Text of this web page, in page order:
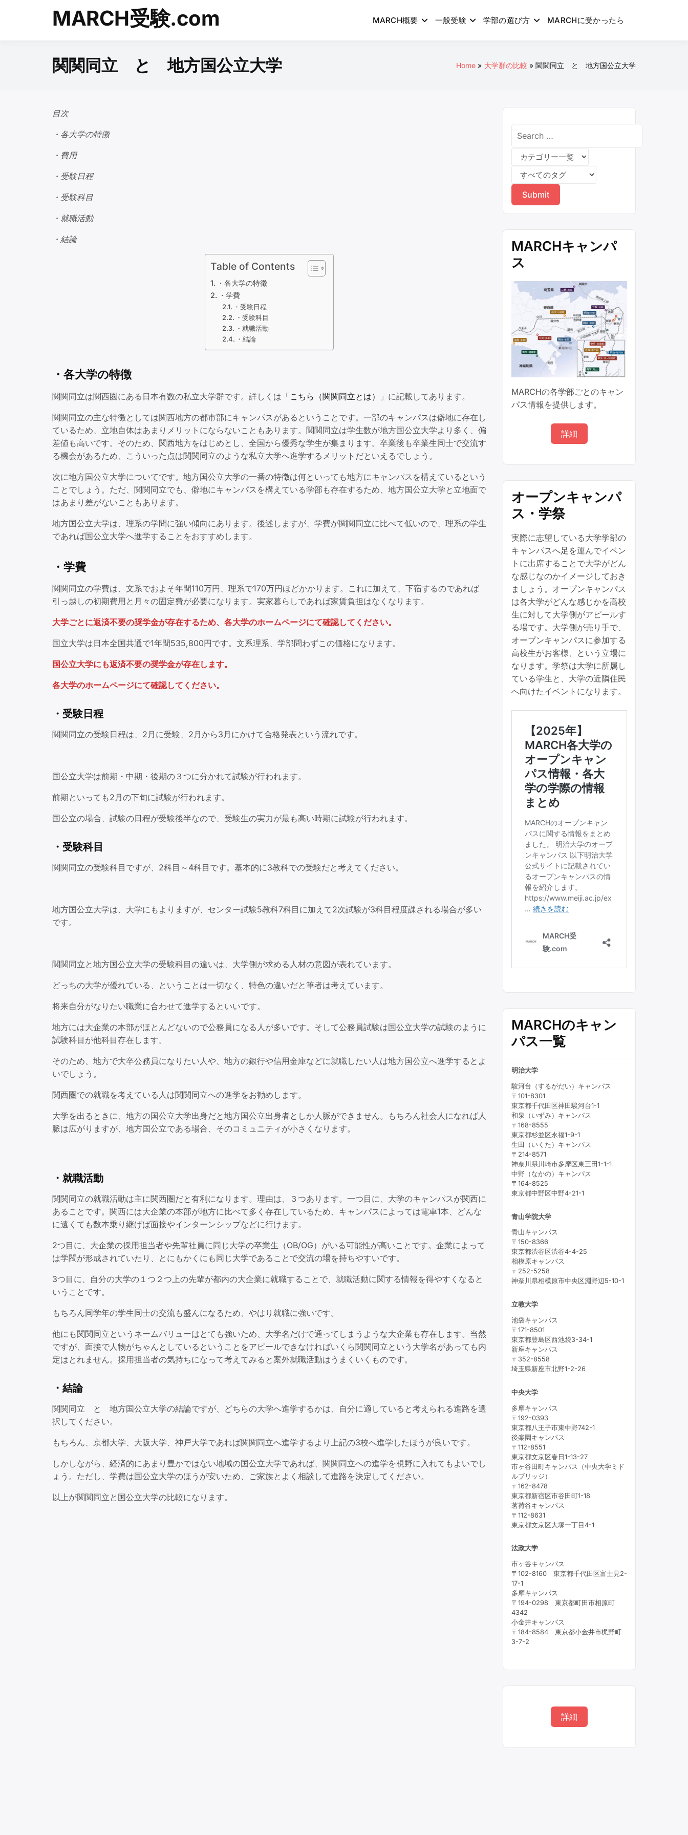
MARCH受験.com MARCH概要 一般受験 学部の選び方 MARCHに受かったら
関関同立 と 地方国公立大学 Home 大学群の比較 関関同立 と 地方国公立大学
目次
・各大学の特徴
・費用
・受験日程
・受験科目
・就職活動
・結論
Table of Contents
・各大学の特徴
・学費
・受験日程
・受験科目
・就職活動
・結論
・各大学の特徴
関関同立は関西圏にある日本有数の私立大学群です。詳しくは「こちら（関関同立とは） 」に記載してあります。
関関同立の主な特徴としては関西地方の都市部にキャンパスがあるということです。一部のキャンパスは僻地に存在し
ているため、立地自体はあまりメリットにならないこともあります。関関同立は学生数が地方国公立大学より多く、偏
差値も高いです。そのため、関西地方をはじめとし、全国から優秀な学生が集まります。卒業後も卒業生同士で交流す
る機会があるため、こういった点は関関同立のような私立大学へ進学するメリットだといえるでしょう。
次に地方国公立大学についてです。地方国公立大学の一番の特徴は何といっても地方にキャンパスを構えているという
ことでしょう。ただ、関関同立でも、僻地にキャンパスを構えている学部も存在するため、地方国公立大学と立地面で
はあまり差がないこともあります。
地方国公立大学は、理系の学問に強い傾向にあります。後述しますが、学費が関関同立に比べて低いので、理系の学生
であれば国公立大学へ進学することをおすすめします。
・学費
関関同立の学費は、文系でおよそ年間110万円、理系で170万円ほどかかります。これに加えて、下宿するのであれば
引っ越しの初期費用と月々の固定費が必要になります。実家暮らしであれば家賃負担はなくなります。
大学ごとに返済不要の奨学金が存在するため、各大学のホームページにて確認してください。
国立大学は日本全国共通で1年間535,800円です。文系理系、学部問わずこの価格になります。
国公立大学にも返済不要の奨学金が存在します。
各大学のホームページにて確認してください。
・受験日程
関関同立の受験日程は、2月に受験、2月から3月にかけて合格発表という流れです。
国公立大学は前期・中期・後期の３つに分かれて試験が行われます。
前期といっても2月の下旬に試験が行われます。
国公立の場合、試験の日程が受験後半なので、受験生の実力が最も高い時期に試験が行われます。
・受験科目
関関同立の受験科目ですが、2科目～4科目です。基本的に3教科での受験だと考えてください。
地方国公立大学は、大学にもよりますが、センター試験5教科7科目に加えて2次試験が3科目程度課される場合が多い
です。
関関同立と地方国公立大学の受験科目の違いは、大学側が求める人材の意図が表れています。
どっちの大学が優れている、ということは一切なく、特色の違いだと筆者は考えています。
将来自分がなりたい職業に合わせて進学するといいです。
地方には大企業の本部がほとんどないので公務員になる人が多いです。そして公務員試験は国公立大学の試験のように
試験科目が他科目存在します。
そのため、地方で大卒公務員になりたい人や、地方の銀行や信用金庫などに就職したい人は地方国公立へ進学するとよ
いでしょう。
関西圏での就職を考えている人は関関同立への進学をお勧めします。
大学を出るときに、地方の国公立大学出身だと地方国公立出身者としか人脈ができません。もちろん社会人になれば人
脈は広がりますが、地方国公立である場合、そのコミュニティが小さくなります。
・就職活動
関関同立の就職活動は主に関西圏だと有利になります。理由は、３つあります。一つ目に、大学のキャンパスが関西に
あることです。関西には大企業の本部が地方に比べて多く存在しているため、キャンパスによっては電車1本、どんな
に遠くても数本乗り継げば面接やインターンシップなどに行けます。
2つ目に、大企業の採用担当者や先輩社員に同じ大学の卒業生（OB/OG）がいる可能性が高いことです。企業によって
は学閥が形成されていたり、とにもかくにも同じ大学であることで交流の場を持ちやすいです。
3つ目に、自分の大学の１つ２つ上の先輩が都内の大企業に就職することで、就職活動に関する情報を得やすくなると
いうことです。
もちろん同学年の学生同士の交流も盛んになるため、やはり就職に強いです。
他にも関関同立というネームバリューはとても強いため、大学名だけで通ってしまうような大企業も存在します。当然
ですが、面接で人物がちゃんとしているということをアピールできなければいくら関関同立という大学名があっても内
定はとれません。採用担当者の気持ちになって考えてみると案外就職活動はうまくいくものです。
・結論
関関同立 と 地方国公立大学の結論ですが、どちらの大学へ進学するかは、自分に適していると考えられる進路を選
択してください。
もちろん、京都大学、大阪大学、神戸大学であれば関関同立へ進学するより上記の3校へ進学したほうが良いです。
しかしながら、経済的にあまり豊かではない地域の国公立大学であれば、関関同立への進学を視野に入れてもよいでし
ょう。ただし、学費は国公立大学のほうが安いため、ご家族とよく相談して進路を決定してください。
以上が関関同立と国公立大学の比較になります。
MARCHキャンパ
ス
MARCHの各学部ごとのキャン
パス情報を提供します。
詳細
オープンキャンパ
ス・学祭
実際に志望している大学学部の
キャンパスへ足を運んでイベン
トに出席することで大学がどん
な感じなのかイメージしておき
ましょう。オープンキャンパス
は各大学がどんな感じかを高校
生に対して大学側がアピールす
る場です。大学側が売り手で、
オープンキャンパスに参加する
高校生がお客様、という立場に
なります。学祭は大学に所属し
ている学生と、大学の近隣住民
へ向けたイベントになります。
MARCHのキャン
パス一覧
明治大学
駿河台（するがだい）キャンパス
〒101-8301
東京都千代田区神田駿河台1-1
和泉（いずみ）キャンパス
〒168-8555
東京都杉並区永福1-9-1
生田（いくた）キャンパス
〒214-8571
神奈川県川崎市多摩区東三田1-1-1
中野（なかの）キャンパス
〒164-8525
東京都中野区中野4-21-1
青山学院大学
青山キャンパス
〒150-8366
東京都渋谷区渋谷4-4-25
相模原キャンパス
〒252-5258
神奈川県相模原市中央区淵野辺5-10-1
立教大学
池袋キャンパス
〒171-8501
東京都豊島区西池袋3-34-1
新座キャンパス
〒352-8558
埼玉県新座市北野1-2-26
中央大学
多摩キャンパス
〒192-0393
東京都八王子市東中野742-1
後楽園キャンパス
〒112-8551
東京都文京区春日1-13-27
市ヶ谷田町キャンパス（中央大学ミド
ルブリッジ）
〒162-8478
東京都新宿区市谷田町1-18
茗荷谷キャンパス
〒112-8631
東京都文京区大塚一丁目4-1
法政大学
市ヶ谷キャンパス
〒102-8160 東京都千代田区富士見2-
17-1
多摩キャンパス
〒194-0298 東京都町田市相原町
4342
小金井キャンパス
〒184-8584 東京都小金井市梶野町
3-7-2
詳細